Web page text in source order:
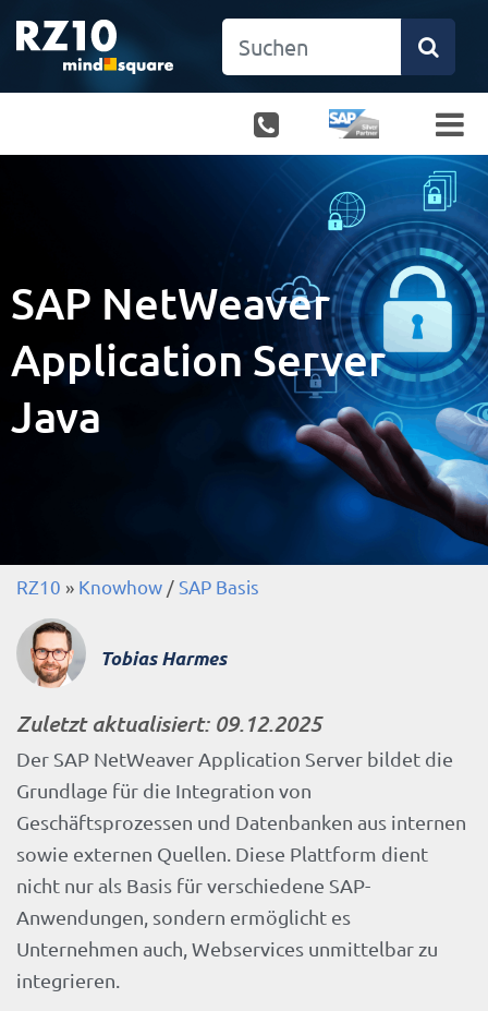
SAP NetWeaver
Application Server
Java
RZ10 » Knowhow / SAP Basis
Tobias Harmes
Zuletzt aktualisiert: 09.12.2025
Der SAP NetWeaver Application Server bildet die
Grundlage für die Integration von
Geschäftsprozessen und Datenbanken aus internen
sowie externen Quellen. Diese Plattform dient
nicht nur als Basis für verschiedene SAP-
Anwendungen, sondern ermöglicht es
Unternehmen auch, Webservices unmittelbar zu
integrieren.